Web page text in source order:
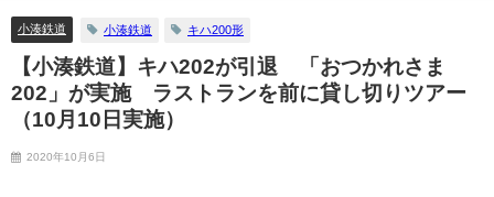
小湊鉄道 小湊鉄道 キハ200形
【小湊鉄道】キハ202が引退 「おつかれさま
202」が実施 ラストランを前に貸し切りツアー
（10月10日実施）
2020年10月6日